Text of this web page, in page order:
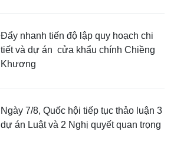
Đẩy nhanh tiến độ lập quy hoạch chi
tiết và dự án cửa khẩu chính Chiềng
Khương
Ngày 7/8, Quốc hội tiếp tục thảo luận 3
dự án Luật và 2 Nghị quyết quan trọng